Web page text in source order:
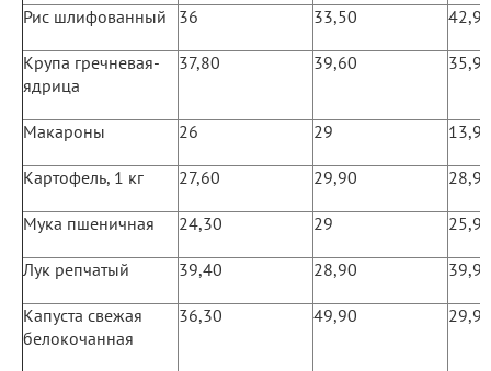
Рис шлифованный 36 33,50 42,90
Крупа гречневая-
ядрица
37,80 39,60 35,90
Макароны 26 29 13,90
Картофель, 1 кг 27,60 29,90 28,90
Мука пшеничная 24,30 29 25,90
Лук репчатый 39,40 28,90 39,90
Капуста свежая
белокочанная
36,30 49,90 29,90